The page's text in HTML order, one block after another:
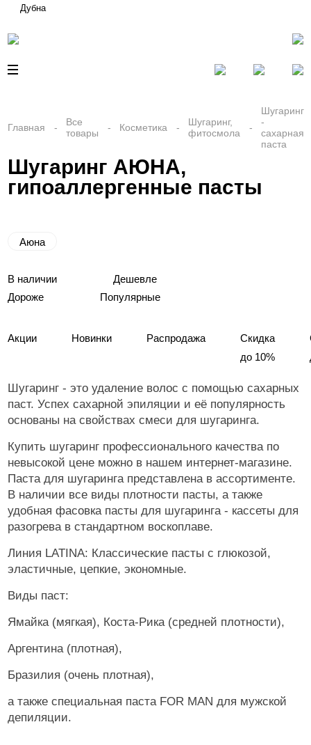
Дубна
Главная
Все
товары
Косметика
Шугаринг,
фитосмола
Шугаринг
-
сахарная
паста
Шугаринг АЮНА,
гипоаллергенные пасты
Аюна
В наличии
Дешевле
Дороже
Популярные
Акции Новинки Распродажа
Скидка
до 10%
Шугаринг - это удаление волос с помощью сахарных
паст. Успех сахарной эпиляции и её популярность
основаны на свойствах смеси для шугаринга.
Купить шугаринг профессионального качества по
невысокой цене можно в нашем интернет-магазине.
Паста для шугаринга представлена в ассортименте.
В наличии все виды плотности пасты, а также
удобная фасовка пасты для шугаринга - кассеты для
разогрева в стандартном воскоплаве.
Линия LATINA: Классические пасты с глюкозой,
эластичные, цепкие, экономные.
Виды паст:
Ямайка (мягкая), Коста-Рика (средней плотности),
Аргентина (плотная),
Бразилия (очень плотная),
а также специальная паста FOR MAN для мужской
депиляции.